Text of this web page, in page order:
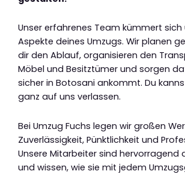
Unser erfahrenes Team kümmert sich
Aspekte deines Umzugs. Wir planen
dir den Ablauf, organisieren den
Möbel und Besitztümer und sorgen
sicher in Botosani ankommt. Du
ganz auf uns verlassen.
Bei Umzug Fuchs legen wir großen
Zuverlässigkeit, Pünktlichkeit und
Unsere Mitarbeiter sind hervorragend
und wissen, wie sie mit jedem